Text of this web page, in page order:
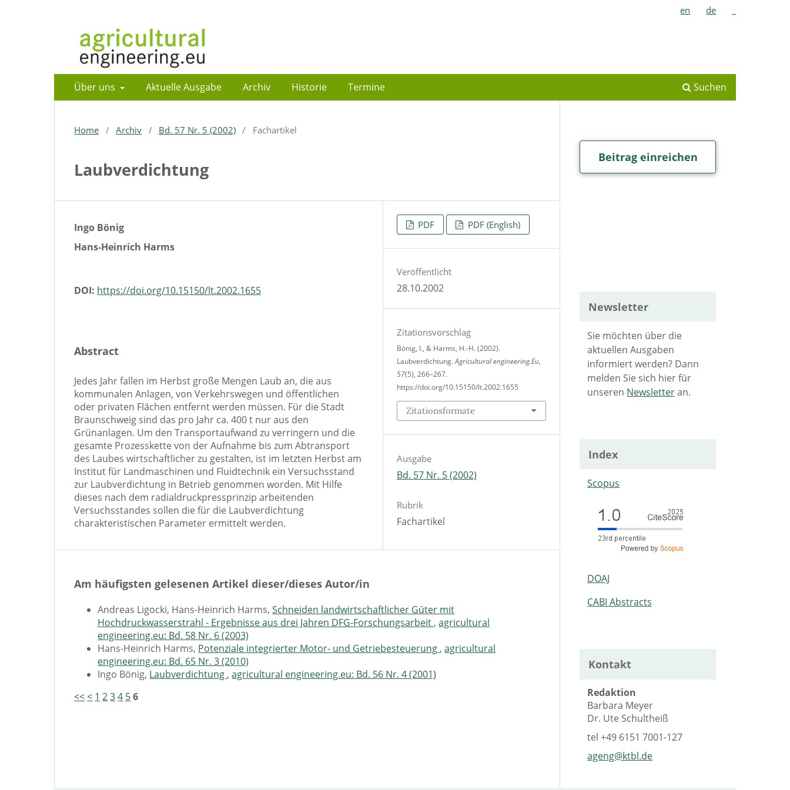
Über uns Aktuelle Ausgabe Archiv Historie Termine Suchen
en de
Home / Archiv / Bd. 57 Nr. 5 (2002) / Fachartikel
Laubverdichtung
Ingo Bönig
Hans-Heinrich Harms
DOI: https://doi.org/10.15150/lt.2002.1655
Abstract
Jedes Jahr fallen im Herbst große Mengen Laub an, die aus
kommunalen Anlagen, von Verkehrswegen und öffentlichen
oder privaten Flächen entfernt werden müssen. Für die Stadt
Braunschweig sind das pro Jahr ca. 400 t nur aus den
Grünanlagen. Um den Transportaufwand zu verringern und die
gesamte Prozesskette von der Aufnahme bis zum Abtransport
des Laubes wirtschaftlicher zu gestalten, ist im letzten Herbst am
Institut für Landmaschinen und Fluidtechnik ein Versuchsstand
zur Laubverdichtung in Betrieb genommen worden. Mit Hilfe
dieses nach dem radialdruckpressprinzip arbeitenden
Versuchsstandes sollen die für die Laubverdichtung
charakteristischen Parameter ermittelt werden.
PDF PDF (English)
Veröffentlicht
28.10.2002
Zitationsvorschlag
Bönig, I., & Harms, H.-H. (2002).
Laubverdichtung.Agricultural engineering.Eu,
57(5), 266–267.
https://doi.org/10.15150/lt.2002.1655
Zitationsformate
Ausgabe
Bd. 57 Nr. 5 (2002)
Rubrik
Fachartikel
Am häufigsten gelesenen Artikel dieser/dieses Autor/in
Andreas Ligocki, Hans-Heinrich Harms,Schneiden landwirtschaftlicher Güter mit
Hochdruckwasserstrahl - Ergebnisse aus drei Jahren DFG-Forschungsarbeit,agricultural
engineering.eu: Bd. 58 Nr. 6 (2003)
Hans-Heinrich Harms, Potenziale integrierter Motor- und Getriebesteuerung,agricultural
engineering.eu: Bd. 65 Nr. 3 (2010)
Ingo Bönig, Laubverdichtung,agricultural engineering.eu: Bd. 56 Nr. 4 (2001)
<<< 1 234 56
Beitrag einreichen
Newsletter
Sie möchten über die
aktuellen Ausgaben
informiert werden? Dann
melden Sie sich hier für
unseren Newsletteran.
Index
Scopus
DOAJ
CABI Abstracts
Kontakt
Redaktion
Barbara Meyer
Dr. Ute Schultheiß
tel+49 6151 7001-127
ageng@ktbl.de